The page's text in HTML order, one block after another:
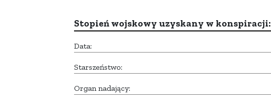
Stopień wojskowy uzyskany w konspiracji:
Data:
Starszeństwo:
Organ nadający: